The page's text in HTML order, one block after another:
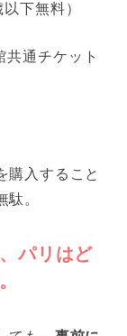
下無料）
通チケット
購入すること
。
パリはど